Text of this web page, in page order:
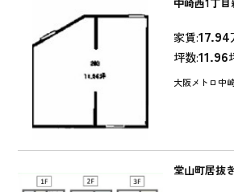
中崎西1丁
家賃:17.94
坪数:11.96
大阪メトロ中
堂山町居抜